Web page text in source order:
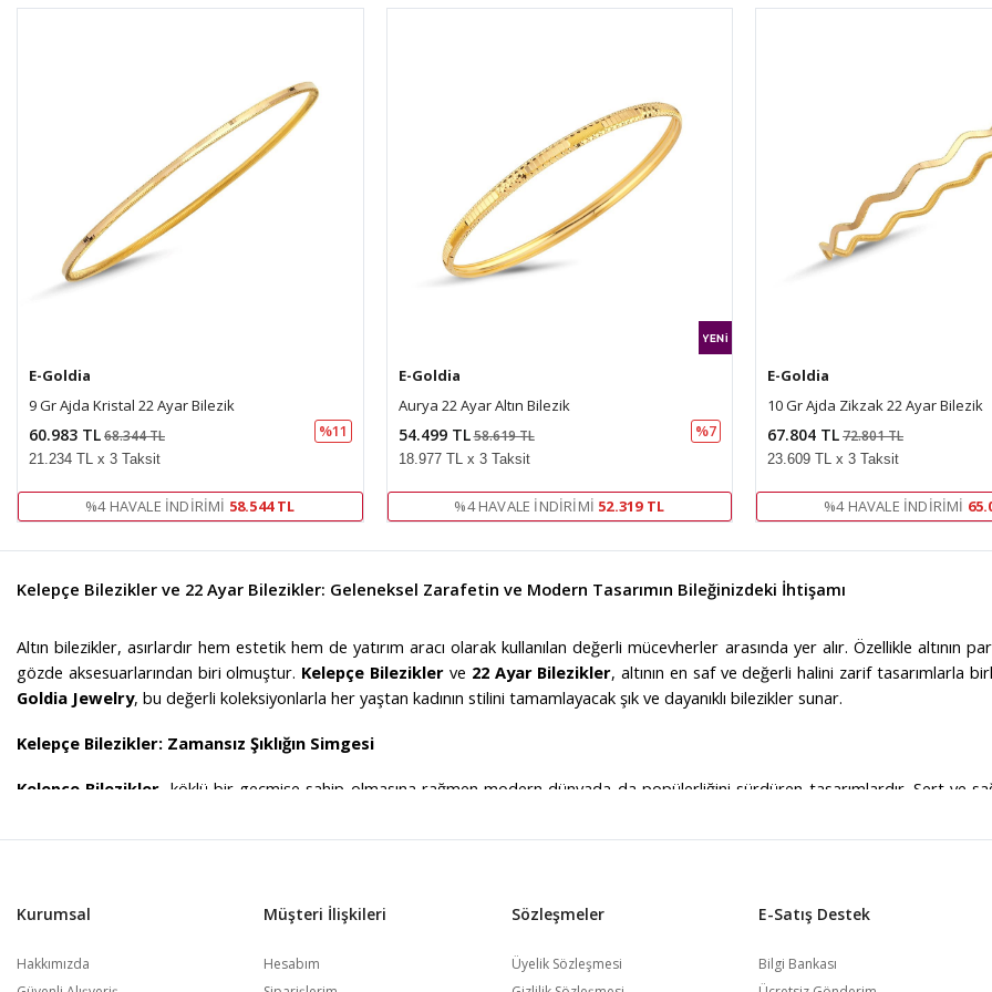
E-Goldia
9 Gr Ajda Kristal 22 Ayar Bilezik
60.983 TL68.344 TL %11
21.234 TL x 3 Taksit
%4 HAVALE İNDIRIMI 58.544 TL
E-Goldia
Aurya 22 Ayar Altın Bilezik
54.499 TL58.619 TL %7
18.977 TL x 3 Taksit
%4 HAVALE İNDIRIMI 52.319 TL
E-Goldia
10 Gr Ajda Zikzak 22 Ayar Bilezik
67.804 TL72.801 TL
23.609 TL x 3 Taksit
%4 HAVALE İNDIRIMI
Kelepçe Bilezikler ve 22 Ayar Bilezikler: Geleneksel Zarafetin ve Modern Tasarımın Bileğinizdeki İhtişamı
Altın bilezikler, asırlardır hem estetik hem de yatırım aracı olarak kullanılan değerli mücevherler arasında yer alır. Özellikle altının
gözde aksesuarlarından biri olmuştur. Kelepçe Bilezikler ve 22 Ayar Bilezikler, altının en saf ve değerli halini zarif tasarımlarla
Goldia Jewelry, bu değerli koleksiyonlarla her yaştan kadının stilini tamamlayacak şık ve dayanıklı bilezikler sunar.
Kelepçe Bilezikler: Zamansız Şıklığın Simgesi
Kelepçe Bilezikler , köklü bir geçmişe sahip olmasına rağmen modern dünyada da popülerliğini sürdüren tasarımlardır. Sert ve
bileziklerinde hem geleneksel dokunuşları hem de modern çizgileri birleştirerek her kadının beğenisini kazanacak modeller yaratır.
22 ayar altın
, %91.6 oranında saf altın içerir. Bu, 22 ayar bileziklerin hem değerli hem de zarif
sayesinde 22 ayar bilezikler, hem estetik açıdan mükemmel bir aksesuar hem de uzun ömürlü bir yatırım aracı olarak öne çıkar.
seçenekleri ile her zevke hitap eder. Minimalist ve ince modellerden daha gösterişli ve kalın modellere kadar uzanan geniş
Kurumsal
Hakkımızda
Müşteri İlişkileri
Hesabım
Sözleşmeler
Üyelik Sözleşmesi
E-Satış Destek
Bilgi Bankası